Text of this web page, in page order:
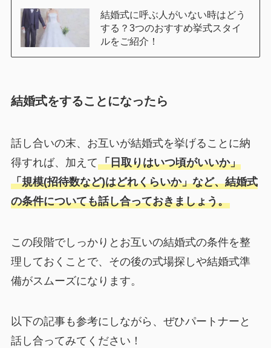
結婚式に呼ぶ人がいない時はどう
する？3つのおすすめ挙式スタイ
ルをご紹介！
結婚式をすることになったら
話し合いの末、お互いが結婚式を挙げることに納
得すれば、加えて「日取りはいつ頃がいいか」
「規模(招待数など)はどれくらいか」など、結婚式
の条件についても話し合っておきましょう。
この段階でしっかりとお互いの結婚式の条件を整
理しておくことで、その後の式場探しや結婚式準
備がスムーズになります。
以下の記事も参考にしながら、ぜひパートナーと
話し合ってみてください！